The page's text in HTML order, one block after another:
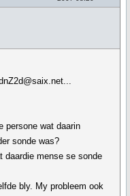
persone wat daarin
sonde was?
daardie mense se sonde
bly. My probleem ook